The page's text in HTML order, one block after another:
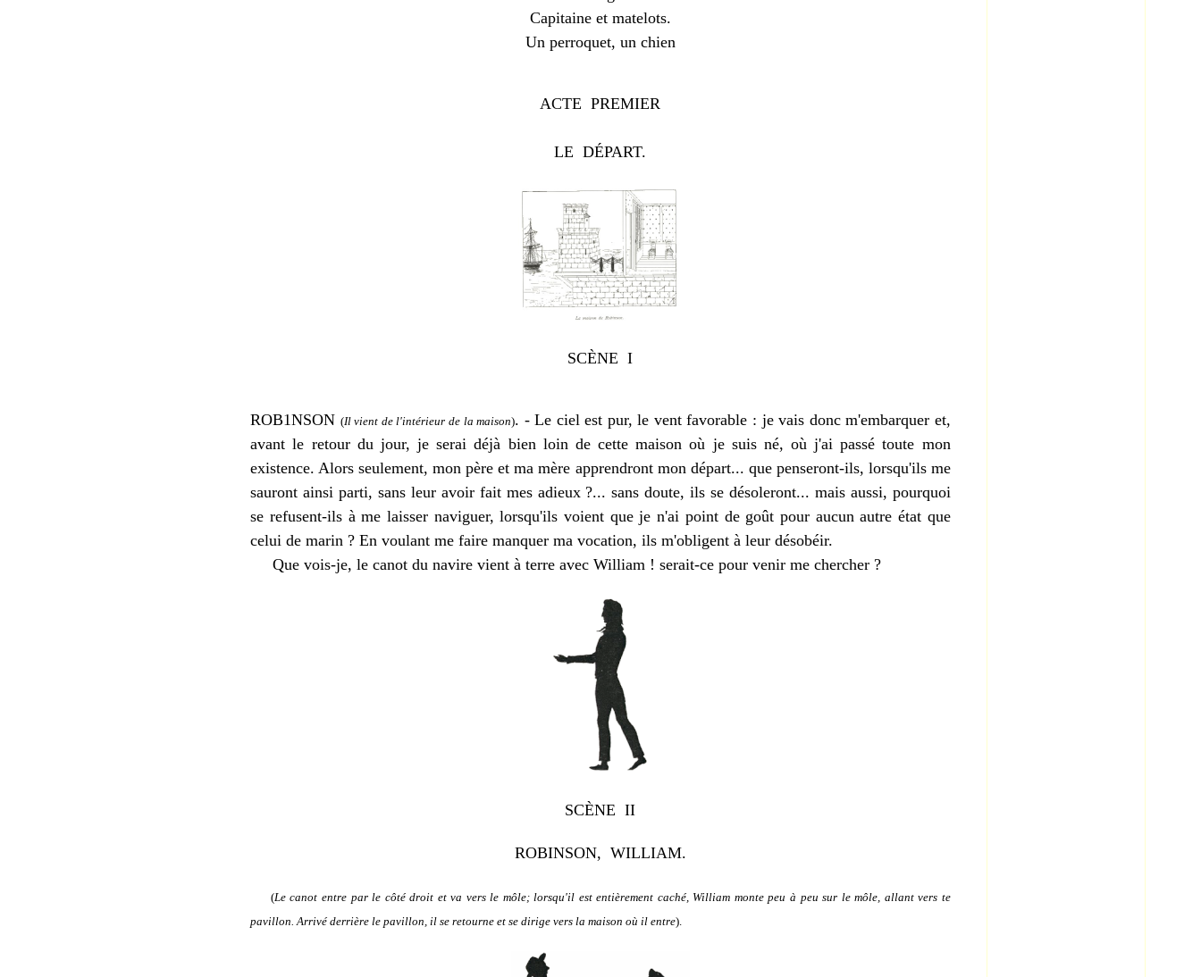
Capitaine et matelots.
Un perroquet, un chien
ACTE PREMIER
LE DÉPART.
SCÈNE I
ROB1NSON (Il vient de l'intérieur de la maison). -Le ciel est pur, le vent favorable : je vais donc m'embarquer et,
avant le retour du jour, je serai déjà bien loin de cette maison où je suis né, où j'ai passé toute mon
existence. Alors seulement, mon père et ma mère apprendront mon départ... que penseront-ils, lorsqu'ils me
sauront ainsi parti, sans leur avoir fait mes adieux ?... sans doute, ils se désoleront... mais aussi, pourquoi
se refusent-ils à me laisser naviguer, lorsqu'ils voient que je n'ai point de goût pour aucun autre état que
celui de marin ? En voulant me faire manquer ma vocation, ils m'obligent à leur désobéir.
Que vois-je, le canot du navire vient à terre avec William ! serait-ce pour venir me chercher ?
SCÈNE II
ROBINSON, WILLIAM.
(Le canot entre par le côté droit et va vers le môle; lorsqu'il est entièrement caché, William monte peu à peu sur le môle, allant vers te
pavillon. Arrivé derrière le pavillon, il se retourne et se dirige vers la maison où il entre).